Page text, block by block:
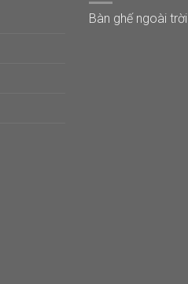
Bàn ghế ngoài trời